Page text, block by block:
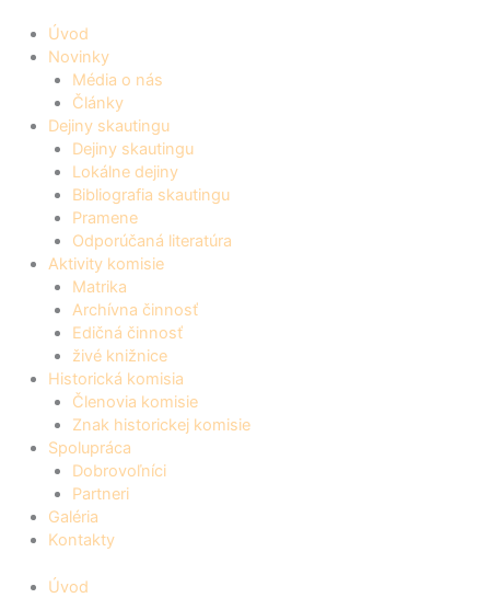
Úvod
Novinky
Média o nás
Články
Dejiny skautingu
Dejiny skautingu
Lokálne dejiny
Bibliografia skautingu
Pramene
Odporúčaná literatúra
Aktivity komisie
Matrika
Archívna činnosť
Edičná činnosť
živé knižnice
Historická komisia
Členovia komisie
Znak historickej komisie
Spolupráca
Dobrovoľníci
Partneri
Galéria
Kontakty
Úvod